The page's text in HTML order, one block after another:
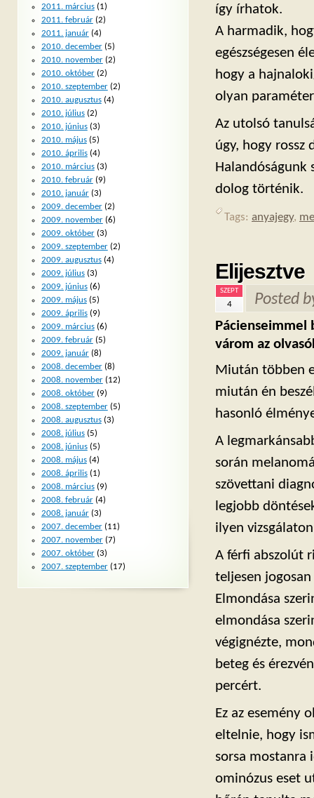
így írhatok.
A harmadik,
egészségesen
hogy a
olyan
Az utolsó
úgy, hogy rossz
Halandóságunk
dolog történik.
Tags: anyajegy,
Elijesztve
SZEPT
4 Posted
Pácienseimmel
várom az
Miután többen
miután én
hasonló
A
során
szövettani
legjobb
ilyen
A férfi abszolút
teljesen
Elmondása
elmondása
végignézte,
beteg és
percért.
Ez az esemény
eltelnie, hogy
sorsa
ominózus eset
2011. március(1)
2011. február(2)
2011. január(4)
2010. december(5)
2010. november(2)
2010. október(2)
2010. szeptember(2)
2010. augusztus(4)
2010. július(2)
2010. június(3)
2010. május(5)
2010. április(4)
2010. március(3)
2010. február(9)
2010. január(3)
2009. december(2)
2009. november(6)
2009. október(3)
2009. szeptember(2)
2009. augusztus(4)
2009. július(3)
2009. június(6)
2009. május(5)
2009. április(9)
2009. március(6)
2009. február(5)
2009. január(8)
2008. december(8)
2008. november(12)
2008. október(9)
2008. szeptember(5)
2008. augusztus(3)
2008. július(5)
2008. június(5)
2008. május(4)
2008. április(1)
2008. március(9)
2008. február(4)
2008. január(3)
2007. december(11)
2007. november(7)
2007. október(3)
2007. szeptember(17)